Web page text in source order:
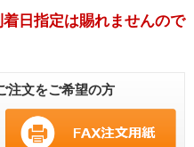
日指定は賜れませんので
注文をご希望の方